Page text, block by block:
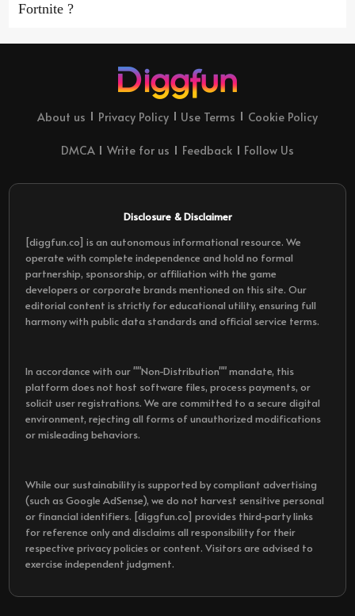
Fortnite ?
About us Privacy Policy Use Terms Cookie Policy
DMCA Write for us Feedback Follow Us
Disclosure & Disclaimer
[diggfun.co] is an autonomous informational resource. We
operate with complete independence and hold no formal
partnership, sponsorship, or affiliation with the game
developers or corporate brands mentioned on this site. Our
editorial content is strictly for educational utility, ensuring full
harmony with public data standards and official service terms.
In accordance with our ""Non-Distribution"" mandate, this
platform does not host software files, process payments, or
solicit user registrations. We are committed to a secure digital
environment, rejecting all forms of unauthorized modifications
or misleading behaviors.
While our sustainability is supported by compliant advertising
(such as Google AdSense), we do not harvest sensitive personal
or financial identifiers. [diggfun.co] provides third-party links
for reference only and disclaims all responsibility for their
respective privacy policies or content. Visitors are advised to
exercise independent judgment.